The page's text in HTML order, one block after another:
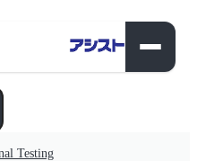
Testing